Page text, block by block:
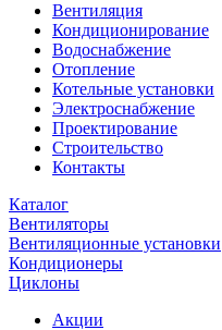
Вентиляция
Кондиционирование
Водоснабжение
Отопление
Котельные установки
Электроснабжение
Проектирование
Строительство
Контакты
Каталог
Вентиляторы
Вентиляционные установки
Кондиционеры
Циклоны
Акции